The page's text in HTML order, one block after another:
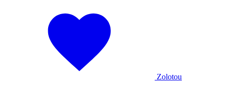
Zolotou